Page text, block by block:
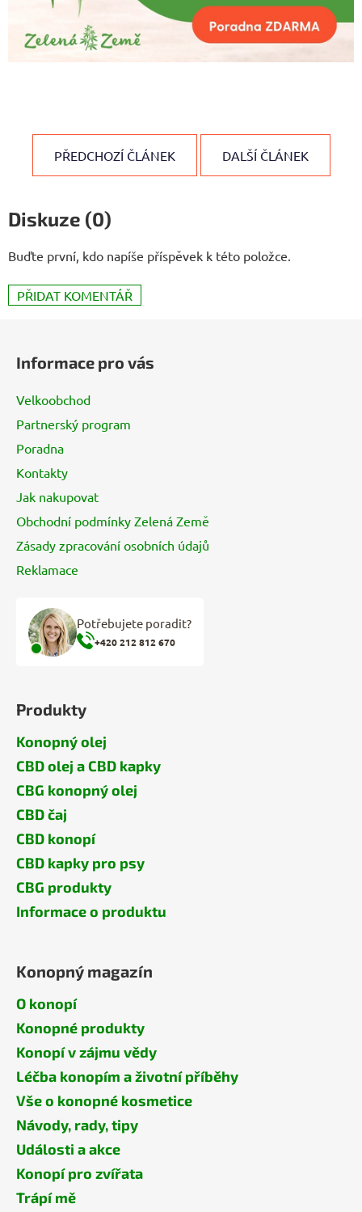
PŘEDCHOZÍ ČLÁNEK DALŠÍ ČLÁNEK
Diskuze (0)
Buďte první, kdo napíše příspěvek k této položce.
PŘIDAT KOMENTÁŘ
Informace pro vás
Velkoobchod
Partnerský program
Poradna
Kontakty
Jak nakupovat
Obchodní podmínky Zelená Země
Zásady zpracování osobních údajů
Reklamace
Potřebujete poradit?
+420 212 812 670
Produkty
Konopný olej
CBD olej a CBD kapky
CBG konopný olej
CBD čaj
CBD konopí
CBD kapky pro psy
CBG produkty
Informace o produktu
Konopný magazín
O konopí
Konopné produkty
Konopí v zájmu vědy
Léčba konopím a životní příběhy
Vše o konopné kosmetice
Návody, rady, tipy
Události a akce
Konopí pro zvířata
Trápí mě